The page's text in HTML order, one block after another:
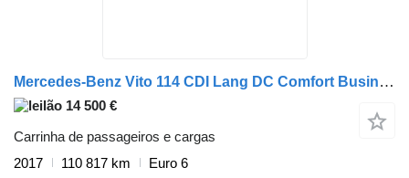
Mercedes-Benz Vito 114 CDI Lang DC Comfort Business Ambition
14 500 €
Carrinha de passageiros e cargas
2017
110 817 km
Euro 6